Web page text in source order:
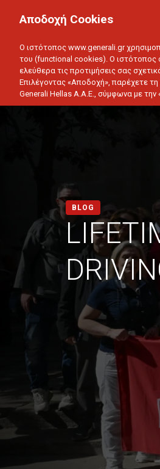
ΥΓΕΙΑ
BLOG
Αποδοχή Cookies
Ο ιστότοπος www.generali.gr
του (functional cookies). Ο ιστότοπος
ελεύθερα τις προτιμήσεις σας
Επιλέγοντας «Αποδοχή», παρέχετε
Generali Hellas A.A.E., σύμφωνα με την